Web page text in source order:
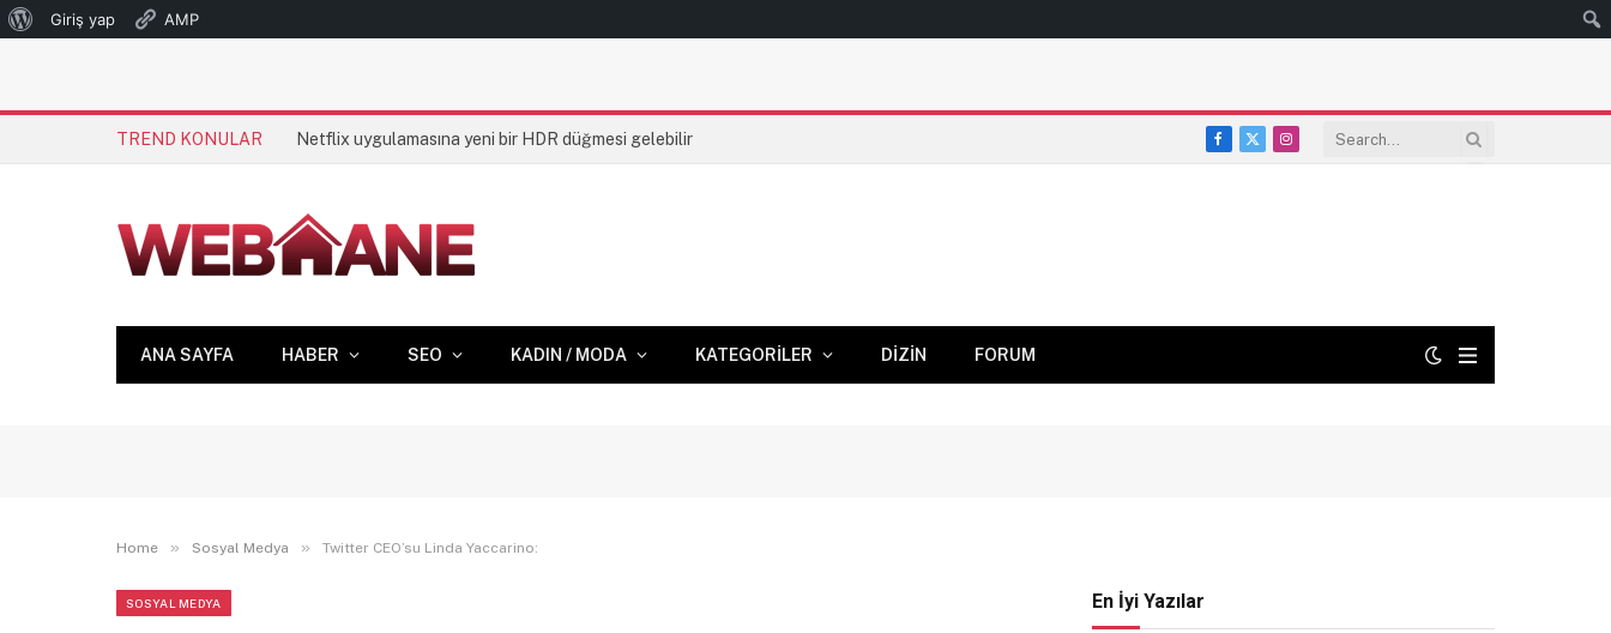
WordPress
Giriş yap AMP
TREND KONULAR Netflix uygulamasına yeni bir HDR düğmesi gelebilir
Facebook
X
Instagram
ANA SAYFA HABER SEO KADIN / MODA KATEGORILER DIZIN FORUM
Home » Sosyal Medya » Twitter CEO’su Linda Yaccarino:
SOSYAL MEDYA En İyi Yazılar